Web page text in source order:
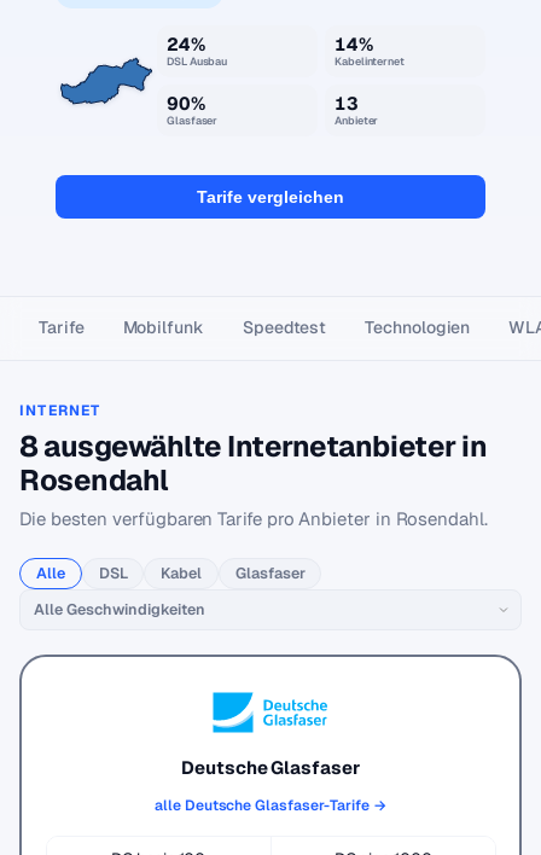
24%
DSL Ausbau
14%
Kabelinternet
90%
Glasfaser
13
Anbieter
Tarife vergleichen
Tarife Mobilfunk Speedtest Technologien
INTERNET
8 ausgewählte Internetanbieter in
Rosendahl
Die besten verfügbaren Tarife pro Anbieter in Rosendahl.
Alle DSL Kabel Glasfaser
Deutsche Glasfaser
alle Deutsche Glasfaser-Tarife →